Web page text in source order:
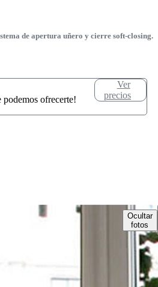
de apertura uñero y cierre soft-closing.
podemos ofrecerte!
Ver
precios
Ocultar
fotos